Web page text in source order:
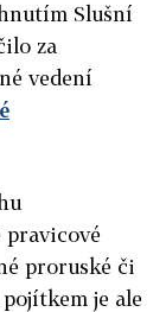
Slušní
za
vedení
pravicové
proruské či
je ale